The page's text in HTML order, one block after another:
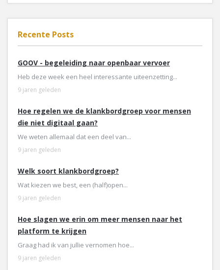
Recente Posts
GOOV - begeleiding naar openbaar vervoer
Heb deze week een heel interessante uiteenzetting...
9 jaren geleden
Hoe regelen we de klankbordgroep voor mensen
die niet digitaal gaan?
We weten allemaal dat een deel van...
9 jaren geleden
Welk soort klankbordgroep?
Wat kiezen we best, een (half)open...
9 jaren geleden
Hoe slagen we erin om meer mensen naar het
platform te krijgen
Graag had ik van jullie vernomen hoe...
9 jaren geleden